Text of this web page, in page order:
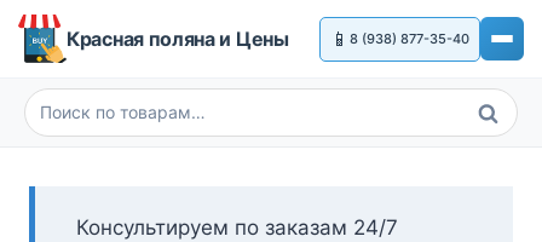
Перейти
Красная поляна и Цены 📱 8 (938) 877-35-40
Искать:
Поиск
Консультируем по заказам 24/7